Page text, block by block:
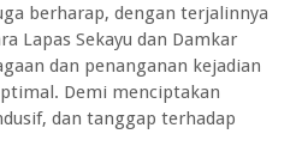
berharap, dengan terjalinnya
Lapas Sekayu dan Damkar
dan penanganan kejadian
Demi menciptakan
dan tanggap terhadap